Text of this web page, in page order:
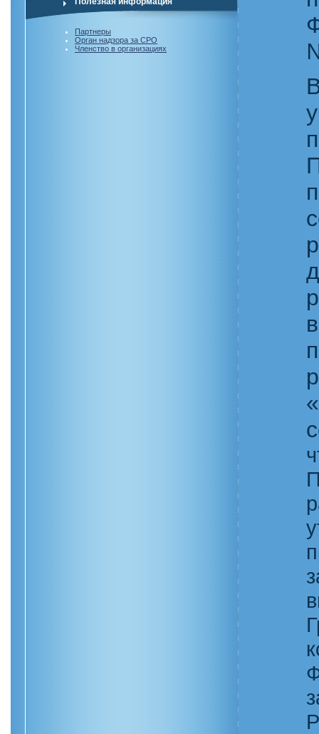
Партнеры
Орган надзора за СРО
Членство в организациях